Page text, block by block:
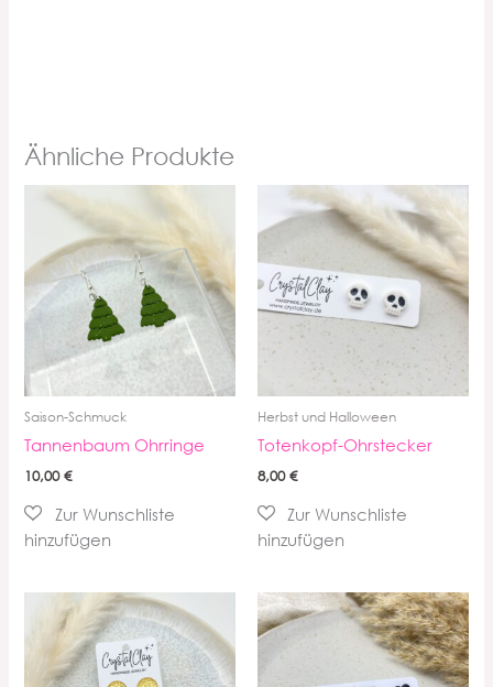
Ähnliche Produkte
Saison-Schmuck
Tannenbaum Ohrringe
10,00€
Herbst und Halloween
Totenkopf-Ohrstecker
8,00€